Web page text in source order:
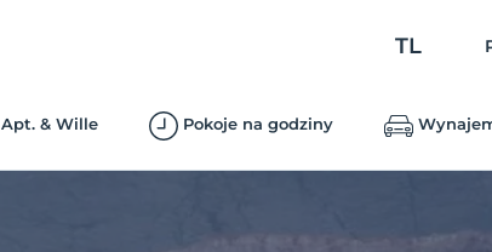
TL
Apt. & Wille Pokoje na godziny